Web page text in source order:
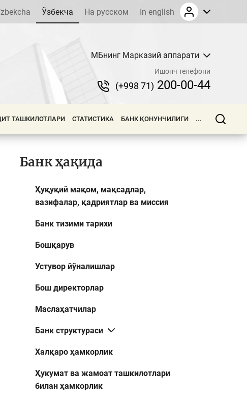
Ўзбекча На русском In english
МБнинг Марказий аппарати
Ишонч телефони
(+998 71) 200-00-44
ТАШКИЛОТЛАРИ СТАТИСТИКА БАНК ҚОНУНЧИЛИГИ ...
Банк ҳақида
Ҳуқуқий мақом, мақсадлар,
вазифалар, қадриятлар ва миссия
Банк тизими тарихи
Бошқарув
Устувор йўналишлар
Бош директорлар
Маслаҳатчилар
Банк структураси
Халқаро ҳамкорлик
Ҳукумат ва жамоат ташкилотлари
билан ҳамкорлик